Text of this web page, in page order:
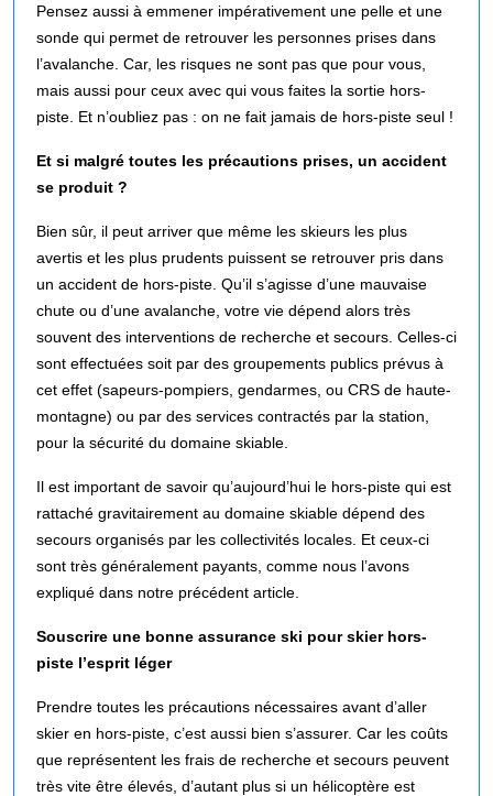
Pensez aussi à emmener impérativement une pelle et une
sonde qui permet de retrouver les personnes prises dans
l’avalanche. Car, les risques ne sont pas que pour vous,
mais aussi pour ceux avec qui vous faites la sortie hors-
piste. Et n’oubliez pas : on ne fait jamais de hors-piste seul !
Et si malgré toutes les précautions prises, un accident
se produit ?
Bien sûr, il peut arriver que même les skieurs les plus
avertis et les plus prudents puissent se retrouver pris dans
un accident de hors-piste. Qu’il s’agisse d’une mauvaise
chute ou d’une avalanche, votre vie dépend alors très
souvent des interventions de recherche et secours. Celles-ci
sont effectuées soit par des groupements publics prévus à
cet effet (sapeurs-pompiers, gendarmes, ou CRS de haute-
montagne) ou par des services contractés par la station,
pour la sécurité du domaine skiable.
Il est important de savoir qu’aujourd’hui le hors-piste qui est
rattaché gravitairement au domaine skiable dépend des
secours organisés par les collectivités locales. Et ceux-ci
sont très généralement payants, comme nous l’avons
expliqué dans notre précédent article
Souscrire une bonne assurance ski pour skier hors-
piste l’esprit léger
Prendre toutes les précautions nécessaires avant d’aller
skier en hors-piste, c’est aussi bien s’assurer. Car les coûts
que représentent les frais de recherche et secours peuvent
très vite être élevés, d’autant plus si un hélicoptère est